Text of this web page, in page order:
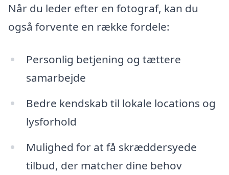
Når du leder efter en fotograf, kan du
også forvente en række fordele:
Personlig betjening og tættere
samarbejde
Bedre kendskab til lokale locations og
lysforhold
Mulighed for at få skræddersyede
tilbud, der matcher dine behov